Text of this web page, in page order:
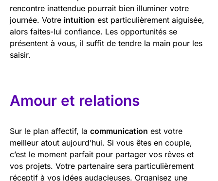
rencontre inattendue pourrait bien illuminer votre
journée. Votre intuition est particulièrement aiguisée,
alors faites-lui confiance. Les opportunités se
présentent à vous, il suffit de tendre la main pour les
saisir.
Amour et relations
Sur le plan affectif, la communication est votre
meilleur atout aujourd’hui. Si vous êtes en couple,
c’est le moment parfait pour partager vos rêves et
vos projets. Votre partenaire sera particulièrement
réceptif à vos idées audacieuses. Organisez une